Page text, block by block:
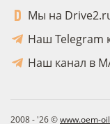
Мы на
Наш Telegram
Наш канал в
2008 - '26 ©www.oem-